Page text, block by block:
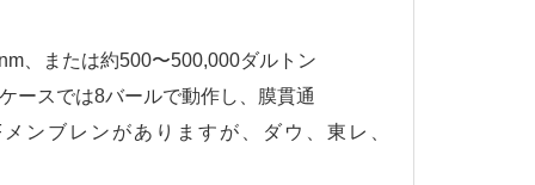
、または約500〜500,000ダルトン
ースでは8バールで動作し、 膜貫通
ンブレンがありますが、ダウ、東レ、